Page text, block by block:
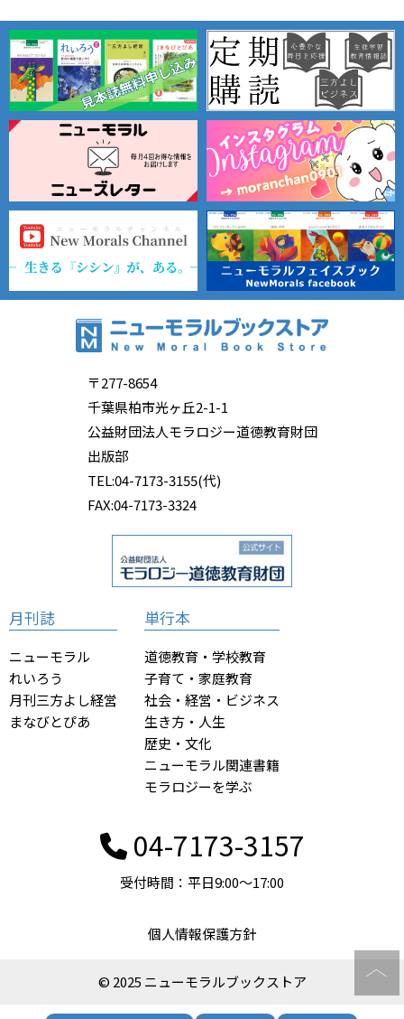
〒277-8654
千葉県柏市光ヶ丘2-1-1
公益財団法人モラロジー道徳教育財団
出版部
TEL:04-7173-3155(代)
FAX:04-7173-3324
月刊誌
ニューモラル
れいろう
月刊三方よし経営
まなびとぴあ
単行本
道徳教育・学校教育
子育て・家庭教育
社会・経営・ビジネス
生き方・人生
歴史・文化
ニューモラル関連書籍
モラロジーを学ぶ
04-7173-3157
受付時間：平日9:00〜17:00
個人情報保護方針
© 2025 ニューモラルブックストア